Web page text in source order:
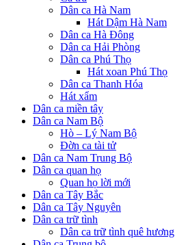
Dân ca Hà Nam
Hát Dậm Hà Nam
Dân ca Hà Đông
Dân ca Hải Phòng
Dân ca Phú Thọ
Hát xoan Phú Thọ
Dân ca Thanh Hóa
Hát xẩm
Dân ca miền tây
Dân ca Nam Bộ
Hò – Lý Nam Bộ
Đờn ca tài tử
Dân ca Nam Trung Bộ
Dân ca quan họ
Quan họ lời mới
Dân ca Tây Bắc
Dân ca Tây Nguyên
Dân ca trữ tình
Dân ca trữ tình quê hương